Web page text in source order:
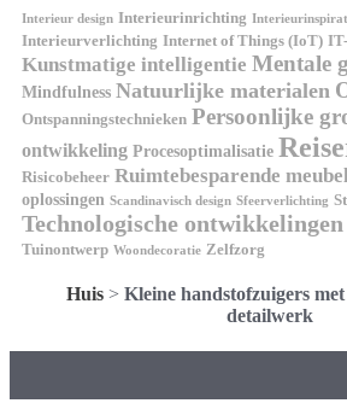
Interieur design Interieurinrichting
Interieurverlichting Internet of Things (IoT)
Kunstmatige intelligentie Mentale
Mindfulness Natuurlijke materialen
Ontspanningstechnieken Persoonlijke
ontwikkeling Procesoptimalisatie
Risicobeheer Ruimtebesparende
oplossingen Scandinavisch design Sfeerverlichting
Technologische ontwikkelingen
Tuinontwerp Woondecoratie Zelfzorg
Huis > Kleine handstofzuigers
detailwerk